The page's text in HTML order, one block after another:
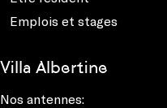
Emplois et stages
Villa Albertine
Nos antennes: